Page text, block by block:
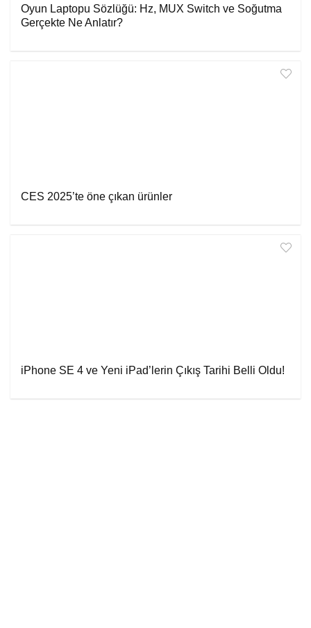
Oyun Laptopu Sözlüğü: Hz, MUX Switch ve Soğutma
Gerçekte Ne Anlatır?
CES 2025’te öne çıkan ürünler
iPhone SE 4 ve Yeni iPad’lerin Çıkış Tarihi Belli Oldu!